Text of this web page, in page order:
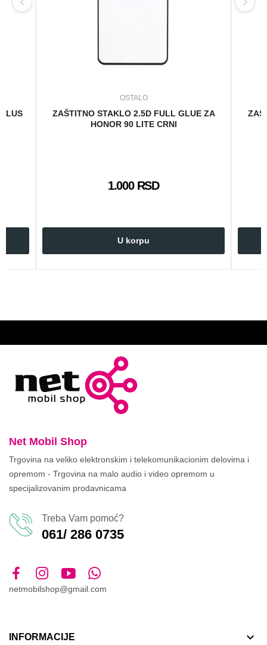
OSTALO
ZAŠTITNO STAKLO 2.5D FULL GLUE ZA
HONOR 90 LITE CRNI
1.000 RSD
U korpu
Net Mobil Shop
Trgovina na veliko elektronskim i telekomunikacionim delovima i
opremom - Trgovina na malo audio i video opremom u
specijalizovanim prodavnicama
Treba Vam pomoć?
061/ 286 0735
netmobilshop@gmail.com
INFORMACIJE 